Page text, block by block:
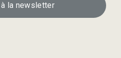
à la newsletter